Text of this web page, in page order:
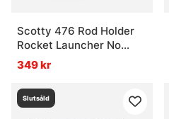
Scotty 476 Rod Holder
Rocket Launcher No
Jacket W241 Mount
349 kr
Slutsåld